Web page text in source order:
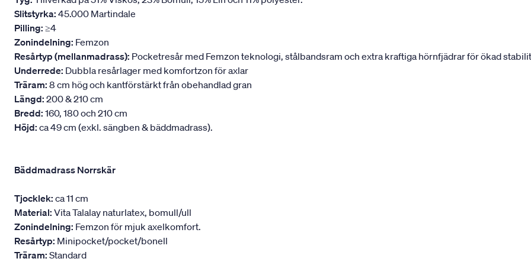
Slitstyrka: 45.000 Martindale
Pilling: ≥4
Zonindelning: Femzon
Resårtyp (mellanmadrass): Pocketresår med Femzon teknologi, stålbandsram och extra kraftiga hörnfjädrar för ökad
Underrede: Dubbla resårlager med komfortzon för axlar
Träram: 8 cm hög och kantförstärkt från obehandlad gran
Längd: 200 & 210 cm
Bredd: 160, 180 och 210 cm
Höjd: ca 49 cm (exkl. sängben & bäddmadrass).
Bäddmadrass Norrskär
Tjocklek: ca 11 cm
Material: Vita Talalay naturlatex, bomull/ull
Zonindelning: Femzon för mjuk axelkomfort.
Resårtyp: Minipocket/pocket/bonell
Träram: Standard